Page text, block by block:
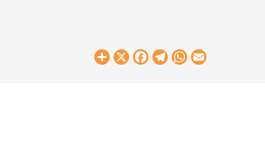
Share
X Facebook
Telegram
WhatsApp